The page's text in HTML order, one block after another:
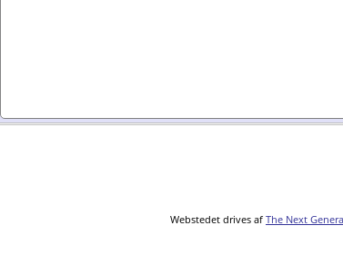
Webstedet drives af The Next